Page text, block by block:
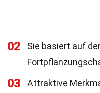
02
Sie basiert auf
03
Attraktive